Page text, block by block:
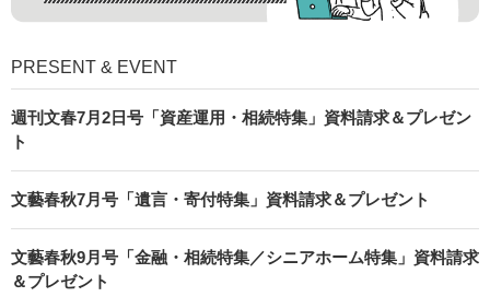
PRESENT & EVENT
週刊文春7月2日号「資産運用・相続特集」資料請求＆プレゼン
ト
文藝春秋7月号「遺言・寄付特集」資料請求＆プレゼント
文藝春秋9月号「金融・相続特集／シニアホーム特集」資料請求
＆プレゼント